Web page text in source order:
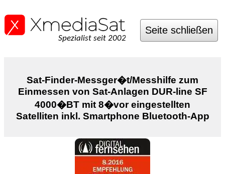
Spezialist seit 2002
Seite schließen
Sat-Finder-Messger�t/Messhilfe zum
Einmessen von Sat-Anlagen DUR-line SF
4000�BT mit 8�vor eingestellten
Satelliten inkl. Smartphone Bluetooth-App